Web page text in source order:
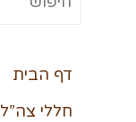
דף הבית
חללי צה”ל